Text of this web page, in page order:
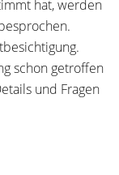
hat, werden
schon getroffen
und Fragen